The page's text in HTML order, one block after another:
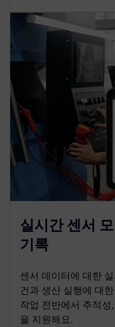
실시간 센서
기록
센서 데이터에 대한
건과 생산 실행에 대
작업 전반에서 추적
을 지원해요.